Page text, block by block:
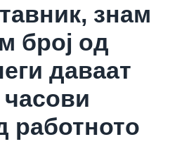
знам
број од
даваат
работното